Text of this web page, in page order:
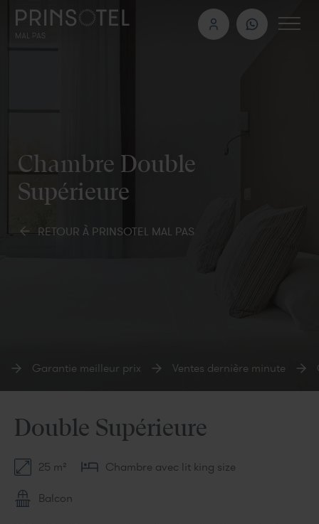
Chambre Double
Supérieure
RETOUR À PRINSOTEL MAL PAS
Garantie meilleur prix Ventes dernière minute
Double Supérieure
25 m² Chambre avec lit king size
Balcon